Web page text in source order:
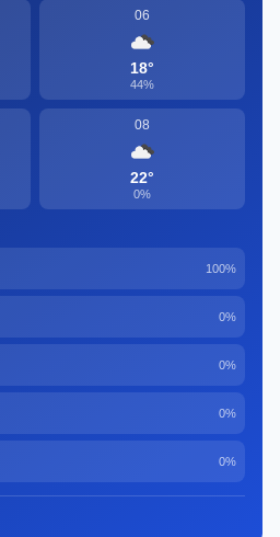
06
18°
44%
08
22°
0%
100%
0%
0%
0%
0%